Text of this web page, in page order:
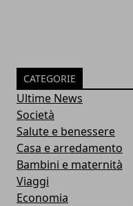
CATEGORIE
Ultime News
Società
Salute e benessere
Casa e arredamento
Bambini e maternità
Viaggi
Economia